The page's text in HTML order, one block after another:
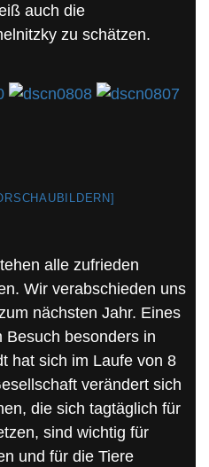
auch die
zu schätzen.
alle zufrieden
Wir verabschieden uns
nächsten Jahr. Eines
Besuch besonders in
hat sich im Laufe von 8
verändert sich
die sich tagtäglich für
sind wichtig für
und für die Tiere